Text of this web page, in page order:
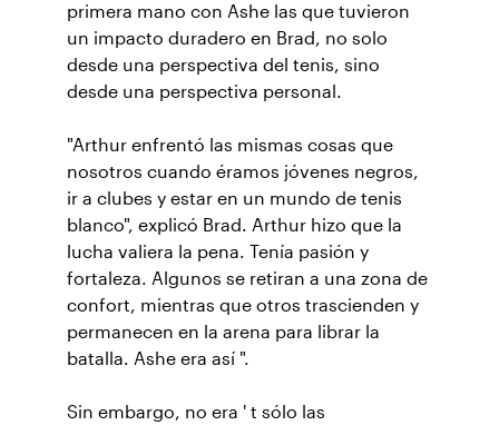
primera mano con Ashe las que tuvieron
un impacto duradero en Brad, no solo
desde una perspectiva del tenis, sino
desde una perspectiva personal.
"Arthur enfrentó las mismas cosas que
nosotros cuando éramos jóvenes negros,
ir a clubes y estar en un mundo de tenis
blanco", explicó Brad. Arthur hizo que la
lucha valiera la pena. Tenía pasión y
fortaleza. Algunos se retiran a una zona de
confort, mientras que otros trascienden y
permanecen en la arena para librar la
batalla. Ashe era así ".
Sin embargo, no era ' t sólo las